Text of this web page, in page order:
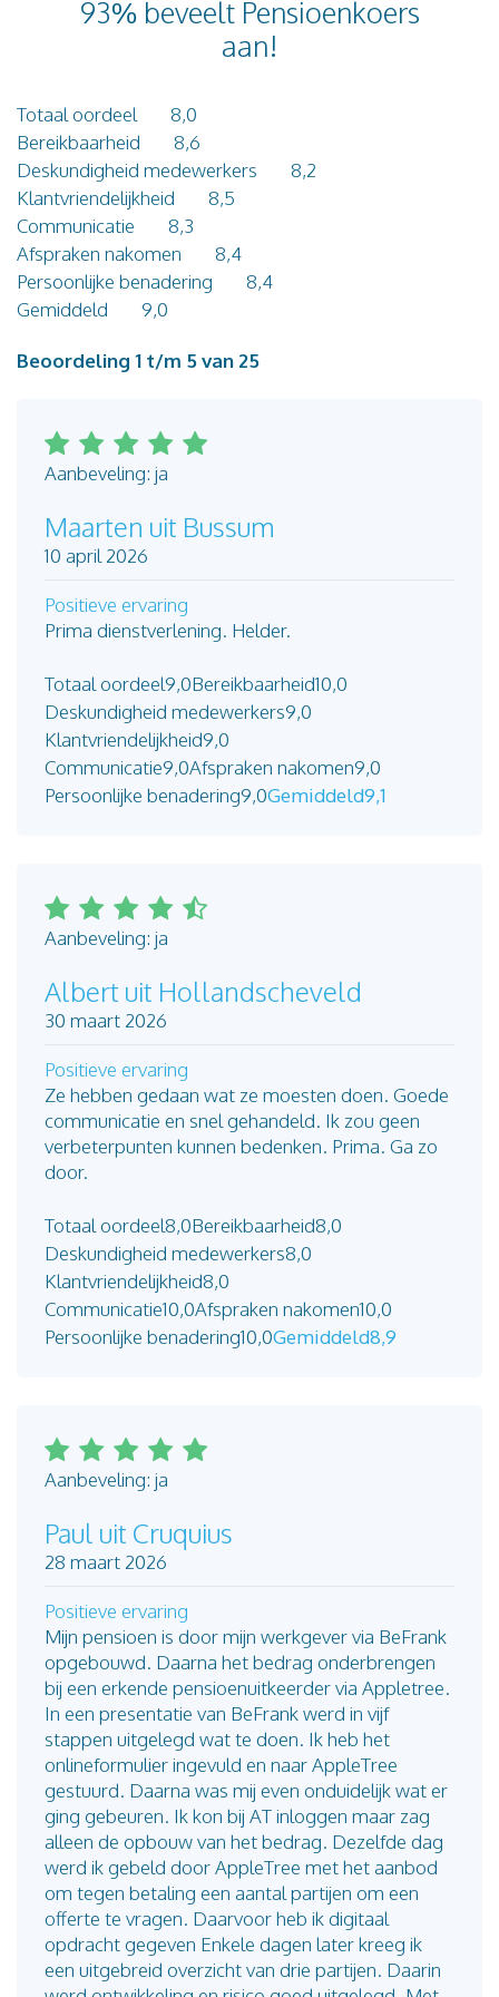
93% beveelt Pensioenkoers
aan!
Totaal oordeel
8,0
Bereikbaarheid
8,6
Deskundigheid medewerkers
8,2
Klantvriendelijkheid
8,5
Communicatie
8,3
Afspraken nakomen
8,4
Persoonlijke benadering
8,4
Gemiddeld
9,0
Beoordeling 1 t/m 5 van 25
Aanbeveling: ja
Maarten uit Bussum
10 april 2026
Positieve ervaring
Prima dienstverlening. Helder.
Totaal oordeel9,0Bereikbaarheid10,0
Deskundigheid medewerkers9,0
Klantvriendelijkheid9,0
Communicatie9,0Afspraken nakomen9,0
Persoonlijke benadering9,0Gemiddeld9,1
Aanbeveling: ja
Albert uit Hollandscheveld
30 maart 2026
Positieve ervaring
Ze hebben gedaan wat ze moesten doen. Goede
communicatie en snel gehandeld. Ik zou geen
verbeterpunten kunnen bedenken. Prima. Ga zo
door.
Totaal oordeel8,0Bereikbaarheid8,0
Deskundigheid medewerkers8,0
Klantvriendelijkheid8,0
Communicatie10,0Afspraken nakomen10,0
Persoonlijke benadering10,0Gemiddeld8,9
Aanbeveling: ja
Paul uit Cruquius
28 maart 2026
Positieve ervaring
Mijn pensioen is door mijn werkgever via BeFrank
opgebouwd. Daarna het bedrag onderbrengen
bij een erkende pensioenuitkeerder via Appletree.
In een presentatie van BeFrank werd in vijf
stappen uitgelegd wat te doen. Ik heb het
onlineformulier ingevuld en naar AppleTree
gestuurd. Daarna was mij even onduidelijk wat er
ging gebeuren. Ik kon bij AT inloggen maar zag
alleen de opbouw van het bedrag. Dezelfde dag
werd ik gebeld door AppleTree met het aanbod
om tegen betaling een aantal partijen om een
offerte te vragen. Daarvoor heb ik digitaal
opdracht gegeven Enkele dagen later kreeg ik
een uitgebreid overzicht van drie partijen. Daarin